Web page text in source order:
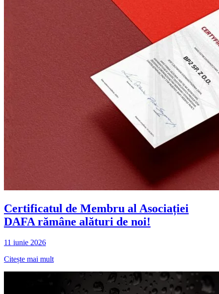
Certificatul de Membru al Asociației
DAFA rămâne alături de noi!
11 iunie 2026
Citește mai mult